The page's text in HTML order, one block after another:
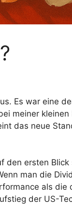
Es war eine
meiner
das neue
den ersten
man die
als die
der US-